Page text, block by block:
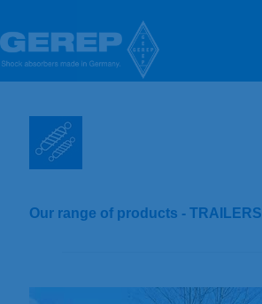
Our range of products - TRAILERS